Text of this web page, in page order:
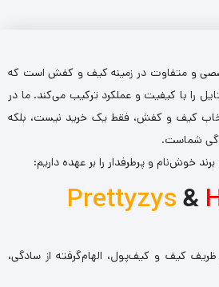
و متفاوت در زمینه کیف و کفش است که
را با کیفیت و عملکرد ترکیب می‌کند. ما در
کیف و کفش، فقط یک خرید نیست، بلکه
شماست.
خوش‌نام و پرطرفدار را بر عهده داریم:
Prettyzys&
ظریف کیف و کیف‌پول، الهام‌گرفته از سادگی،